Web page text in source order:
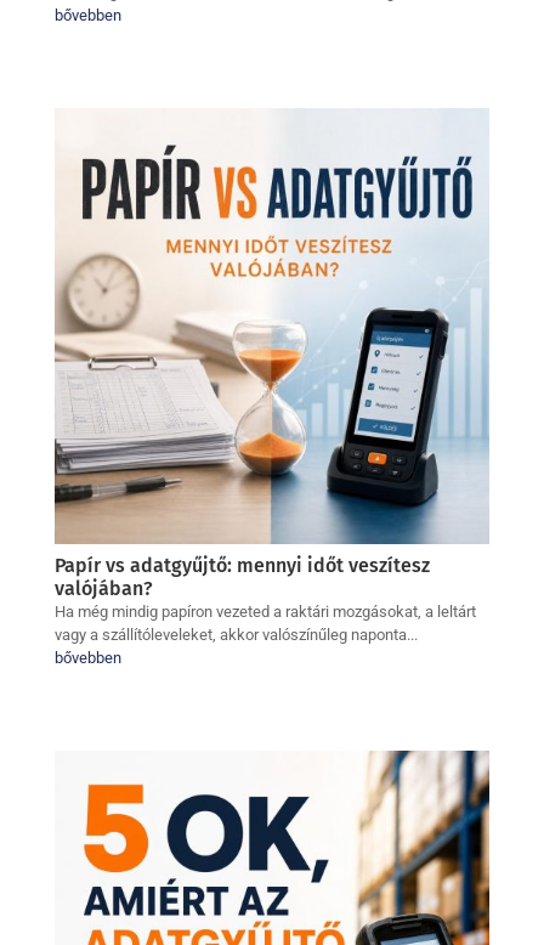
bővebben
Papír vs adatgyűjtő: mennyi időt veszítesz
valójában?
Ha még mindig papíron vezeted a raktári mozgásokat, a leltárt
vagy a szállítóleveleket, akkor valószínűleg naponta...
bővebben